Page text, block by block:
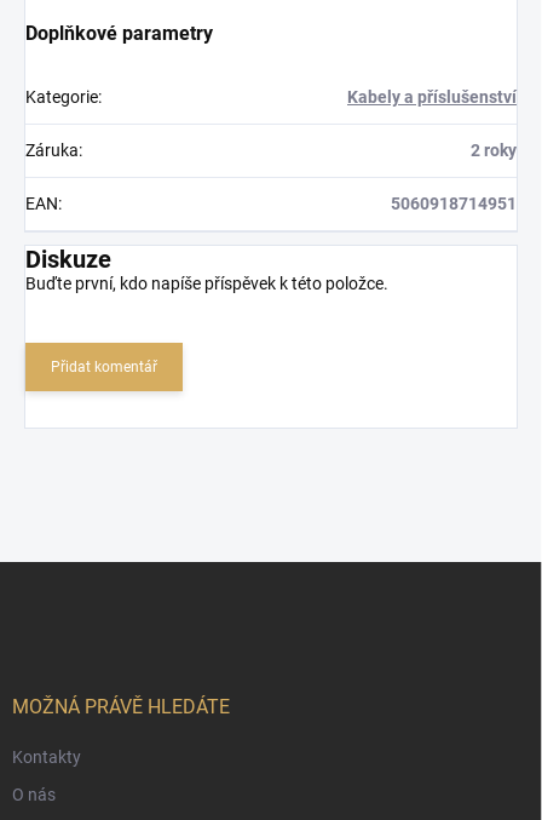
Doplňkové parametry
Kategorie: Kabely a příslušenství
Záruka: 2 roky
EAN: 5060918714951
Diskuze
Buďte první, kdo napíše příspěvek k této položce.
Přidat komentář
MOŽNÁ PRÁVĚ HLEDÁTE
Kontakty
O nás